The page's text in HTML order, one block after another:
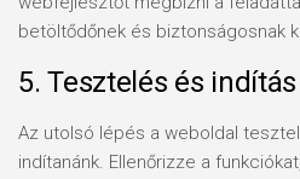
betöltődőnek és biztonságosnak
5. Tesztelés és indítás
Az utolsó lépés a weboldal
indítanánk. Ellenőrizze a